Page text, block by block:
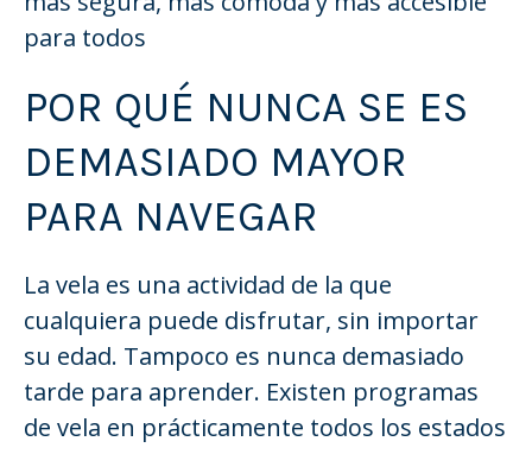
para todos
POR QUÉ NUNCA SE ES
DEMASIADO MAYOR
PARA NAVEGAR
La vela es una actividad de la que
cualquiera puede disfrutar, sin importar
su edad. Tampoco es nunca demasiado
tarde para aprender. Existen programas
de vela en prácticamente todos los estados